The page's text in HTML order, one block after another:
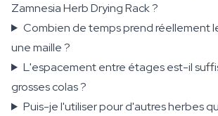
Zamnesia Herb Drying Rack ?
Combien de temps prend réellement
une maille ?
L'espacement entre étages est-il
grosses colas ?
Puis-je l'utiliser pour d'autres herbes